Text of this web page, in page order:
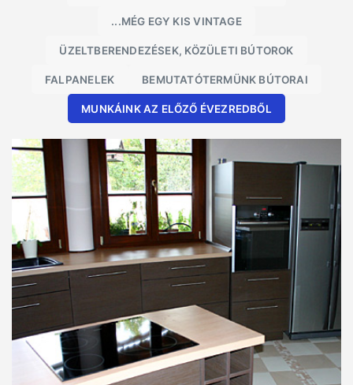
...MÉG EGY KIS VINTAGE
ÜZELTBERENDEZÉSEK, KÖZÜLETI BÚTOROK
FALPANELEK BEMUTATÓTERMÜNK BÚTORAI
MUNKÁINK AZ ELŐZŐ ÉVEZREDBŐL